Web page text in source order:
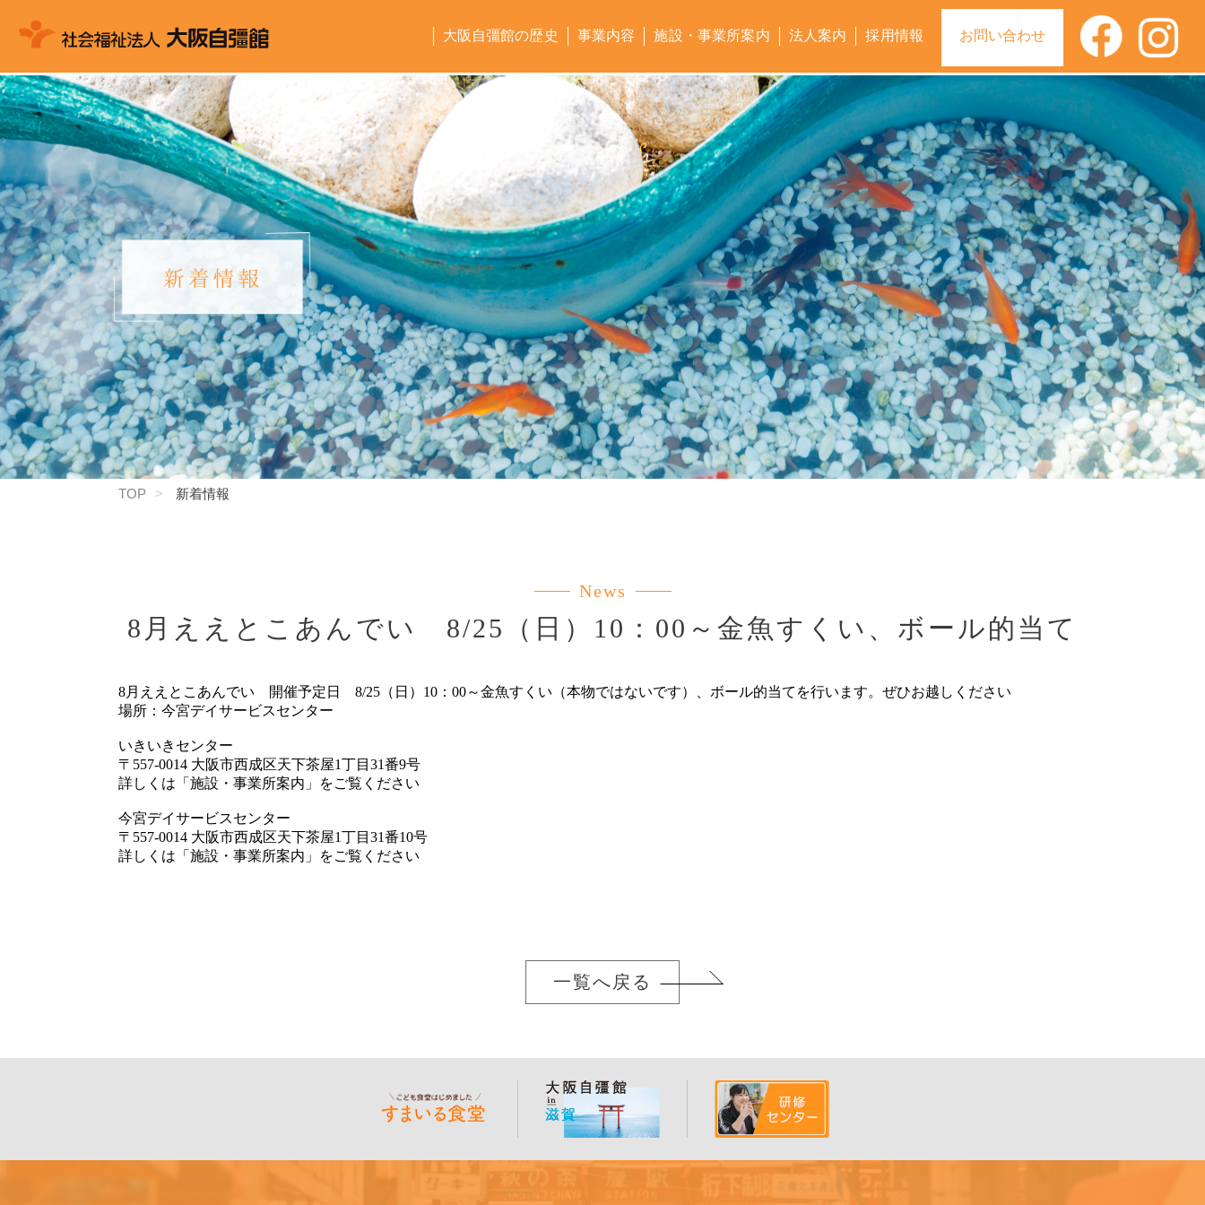
お問い合わせ
大阪自彊館の歴史 事業内容 施設・事業所案内 法人案内 採用情報
TOP 新着情報
News
8月ええとこあんでい 8/25（日）10：00～金魚すくい、ボール的当て
8月ええとこあんでい 開催予定日 8/25（日）10：00～金魚すくい（本物ではないです）、ボール的当てを行います。ぜひお越しください
場所：今宮デイサービスセンター
いきいきセンター
〒557-0014 大阪市西成区天下茶屋1丁目31番9号
詳しくは「施設・事業所案内」をご覧ください
今宮デイサービスセンター
〒557-0014 大阪市西成区天下茶屋1丁目31番10号
詳しくは「施設・事業所案内」をご覧ください
一覧へ戻る